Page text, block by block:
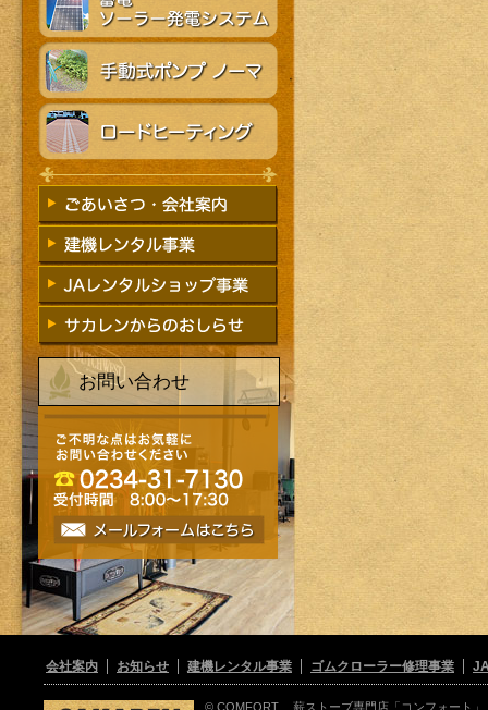
お問い合わせ
会社案内 お知らせ 建機レンタル事業 ゴムクローラー修理事業
© COMFORT. 薪ストーブ専門店「コンフォート」